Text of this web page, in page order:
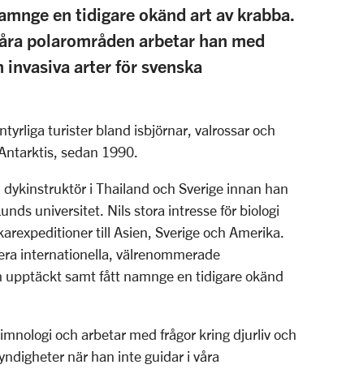
en tidigare okänd art av krabba.
polarområden arbetar han med
arter för svenska
turister bland isbjörnar, valrossar och
sedan 1990.
i Thailand och Sverige innan han
universitet. Nils stora intresse för biologi
till Asien, Sverige och Amerika.
internationella, välrenommerade
samt fått namnge en tidigare okänd
och arbetar med frågor kring djurliv och
när han inte guidar i våra